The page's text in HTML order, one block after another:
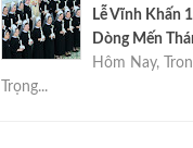
Lễ Vĩnh Khấn
Dòng Mến
Hôm Nay,
Trọng...